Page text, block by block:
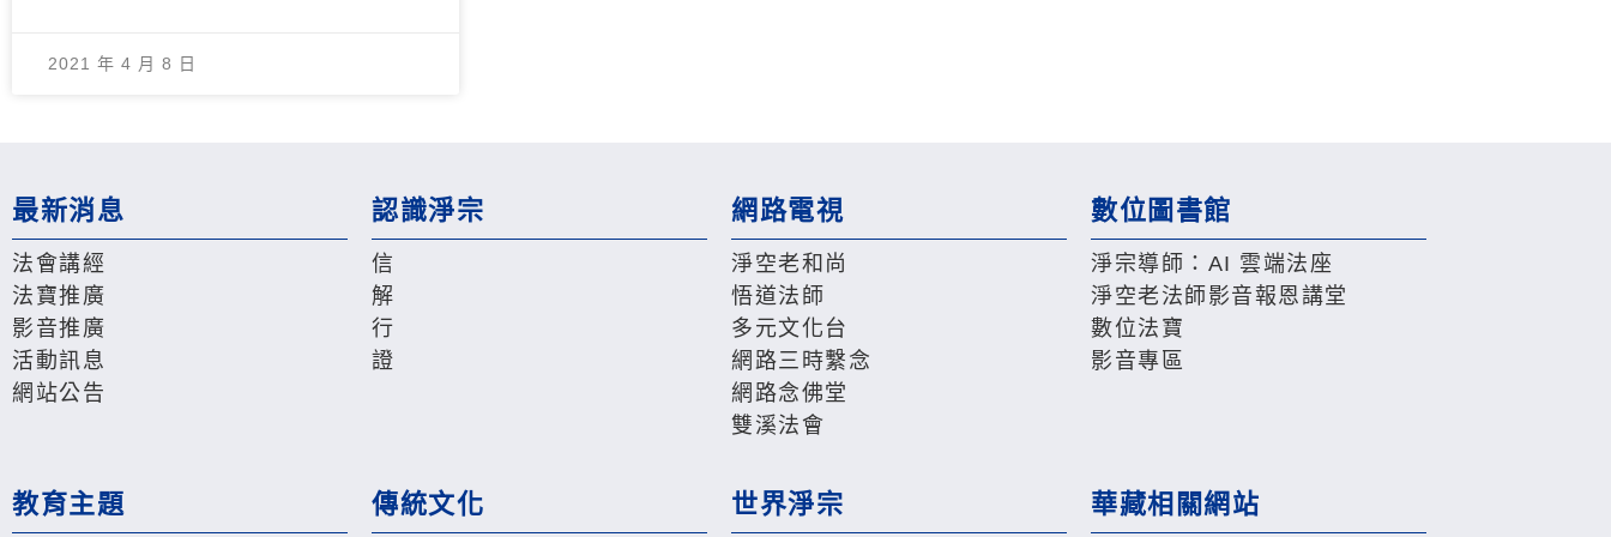
2021 年 4 月 8 日
最新消息
法會講經
法寶推廣
影音推廣
活動訊息
網站公告
認識淨宗
信
解
行
證
網路電視
淨空老和尚
悟道法師
多元文化台
網路三時繫念
網路念佛堂
雙溪法會
數位圖書館
淨宗導師：AI 雲端法座
淨空老法師影音報恩講堂
數位法寶
影音專區
教育主題 傳統文化 世界淨宗 華藏相關網站